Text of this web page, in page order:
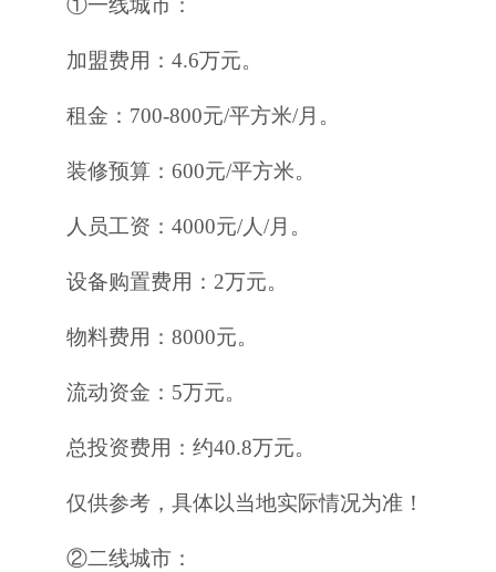
①一线城市：
加盟费用：4.6万元。
租金：700-800元/平方米/月。
装修预算：600元/平方米。
人员工资：4000元/人/月。
设备购置费用：2万元。
物料费用：8000元。
流动资金：5万元。
总投资费用：约40.8万元。
仅供参考，具体以当地实际情况为准！
②二线城市：